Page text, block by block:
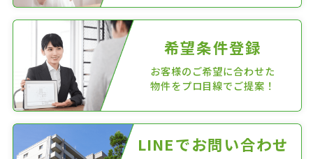
希望条件登録
お客様のご希望に合わせた
物件をプロ目線でご提案！
LINEでお問い合わせ